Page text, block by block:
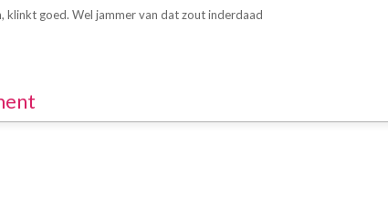
klinkt goed. Wel jammer van dat zout inderdaad